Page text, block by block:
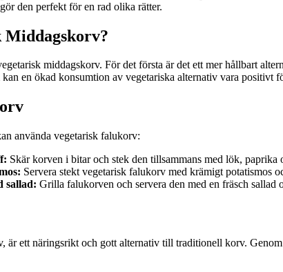
den perfekt för en rad olika rätter.
middagskorv. För det första är det ett mer hållbart
en ökad konsumtion av vegetariska alternativ vara positivt
använda vegetarisk falukorv:
Skär korven i bitar och stek den tillsammans med lök,
Servera stekt vegetarisk falukorv med krämigt potatismos
sallad: Grilla falukorven och servera den med en fräsch sallad
är ett näringsrikt och gott alternativ till traditionell korv.